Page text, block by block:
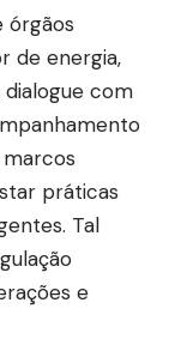
órgãos
de energia,
com
práticas
Tal
e